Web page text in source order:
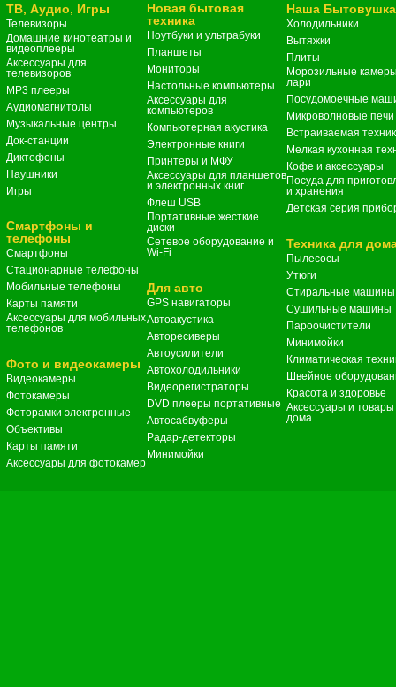
ТВ, Аудио, Игры
Телевизоры
Домашние кинотеатры и
видеоплееры
Аксессуары для
телевизоров
MP3 плееры
Аудиомагнитолы
Музыкальные центры
Док-станции
Диктофоны
Наушники
Игры
Смартфоны и
телефоны
Смартфоны
Стационарные телефоны
Мобильные телефоны
Карты памяти
Аксессуары для мобильных
телефонов
Фото и видеокамеры
Видеокамеры
Фотокамеры
Фоторамки электронные
Объективы
Карты памяти
Аксессуары для фотокамер
Новая бытовая
техника
Ноутбуки и ультрабуки
Планшеты
Мониторы
Настольные компьютеры
Аксессуары для
компьютеров
Компьютерная акустика
Электронные книги
Принтеры и МФУ
Аксессуары для планшетов
и электронных книг
Флеш USB
Портативные жесткие
диски
Сетевое оборудование и
Wi-Fi
Для авто
GPS навигаторы
Автоакустика
Авторесиверы
Автоусилители
Автохолодильники
Видеорегистраторы
DVD плееры портативные
Автосабвуферы
Радар-детекторы
Минимойки
Наша Бытовушка
Холодильники
Вытяжки
Плиты
Морозильные
лари
Посудомоечные
Микроволновые печи
Встраиваемая
Мелкая кухонная
Кофе и аксессуары
Посуда для
и хранения
Детская серия
Техника для
Пылесосы
Утюги
Стиральные машины
Сушильные машины
Пароочистители
Минимойки
Климатическая
Швейное
Красота и здоровье
Аксессуары и
дома